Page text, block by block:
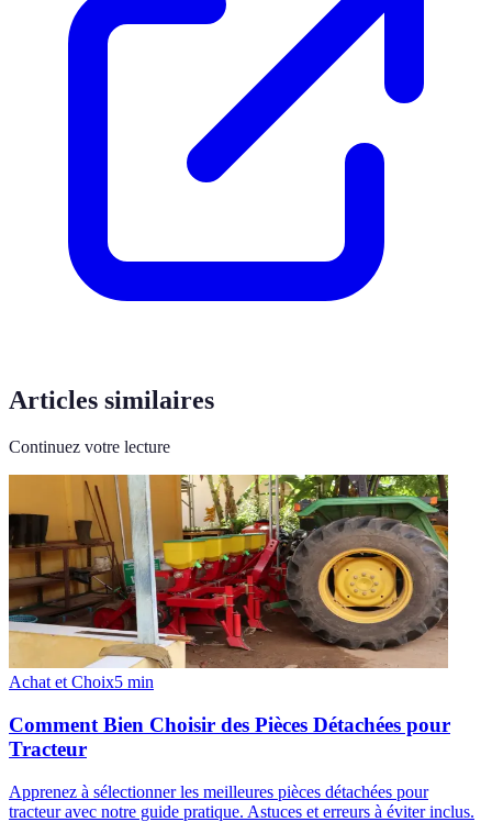
Articles similaires
Continuez votre lecture
Achat et Choix5 min
Comment Bien Choisir des Pièces Détachées pour
Tracteur
Apprenez à sélectionner les meilleures pièces détachées pour
tracteur avec notre guide pratique. Astuces et erreurs à éviter inclus.